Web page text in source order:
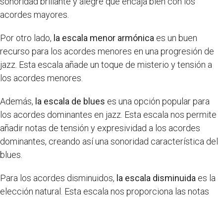
acordes mayores.
Por otro lado, la escala menor armónica es un buen
recurso para los acordes menores en una progresión de
jazz. Esta escala añade un toque de misterio y tensión a
los acordes menores.
Además, la escala de blues es una opción popular para
los acordes dominantes en jazz. Esta escala nos permite
añadir notas de tensión y expresividad a los acordes
dominantes, creando así una sonoridad característica del
blues.
Para los acordes disminuidos, la escala disminuida es la
elección natural. Esta escala nos proporciona las notas